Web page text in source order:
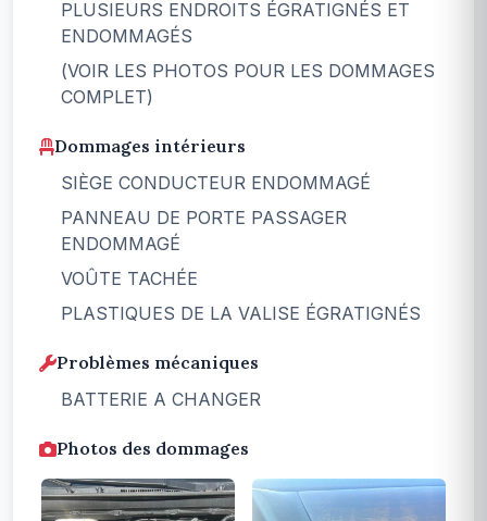
PLUSIEURS ENDROITS ÉGRATIGNÉS ET
ENDOMMAGÉS
(VOIR LES PHOTOS POUR LES DOMMAGES
COMPLET)
Dommages intérieurs
SIÈGE CONDUCTEUR ENDOMMAGÉ
PANNEAU DE PORTE PASSAGER
ENDOMMAGÉ
VOÛTE TACHÉE
PLASTIQUES DE LA VALISE ÉGRATIGNÉS
Problèmes mécaniques
BATTERIE A CHANGER
Photos des dommages